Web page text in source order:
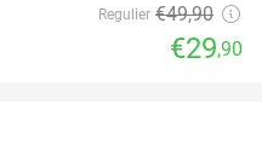
Regulier €49,90
€29,90